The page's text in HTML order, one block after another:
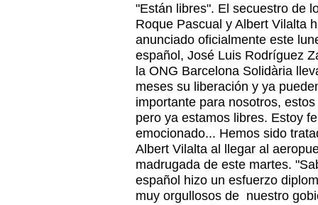
"Están libres". El secuestro de
Roque Pascual y Albert Vilalta
anunciado oficialmente este
español, José Luis Rodríguez
la ONG Barcelona Solidària
meses su liberación y ya
importante para nosotros,
pero ya estamos libres. Estoy
emocionado... Hemos sido
Albert Vilalta al llegar al
madrugada de este martes.
español hizo un esfuerzo
muy orgullosos de nuestro